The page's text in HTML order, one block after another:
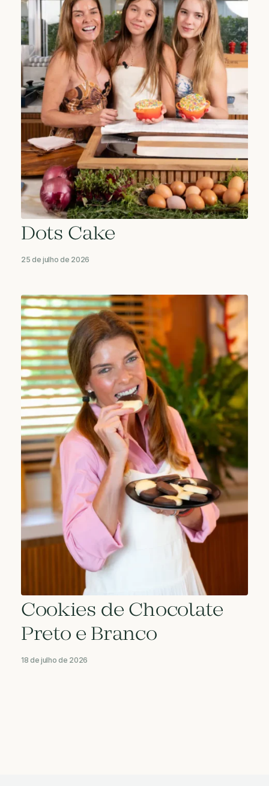
Dots Cake
25 de julho de 2026
Cookies de Chocolate
Preto e Branco
18 de julho de 2026